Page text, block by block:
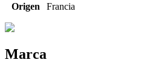
Origen
Francia
Marca